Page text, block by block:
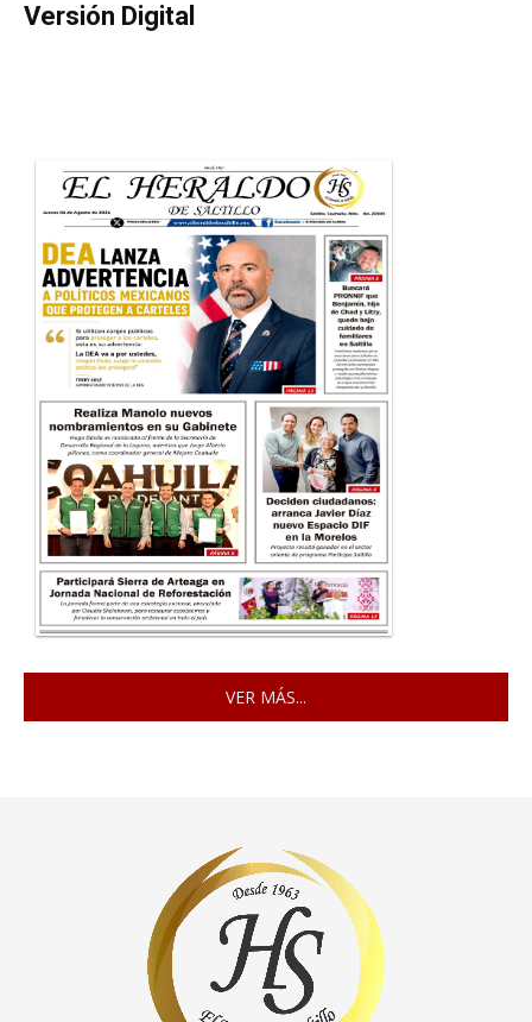
Versión Digital
VER MÁS...